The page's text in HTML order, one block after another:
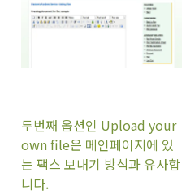
두번째 옵션인 Upload your
own file은 메인페이지에 있
는 팩스 보내기 방식과 유사합
니다.